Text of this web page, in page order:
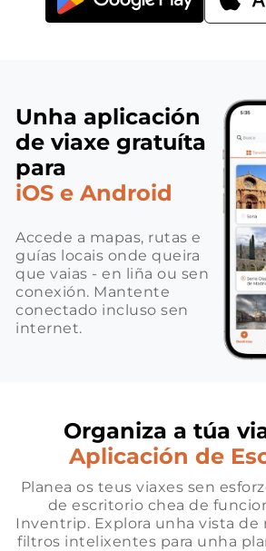
Unha aplicación
de viaxe gratuíta
para
iOS e Android
Accede a mapas, rutas e
guías locais onde queira
que vaias - en liña ou sen
conexión. Mantente
conectado incluso sen
internet.
Organiza a túa
Aplicación de
Planea os teus viaxes sen
de escritorio chea de
Inventrip. Explora unha vista de
filtros intelixentes para unha